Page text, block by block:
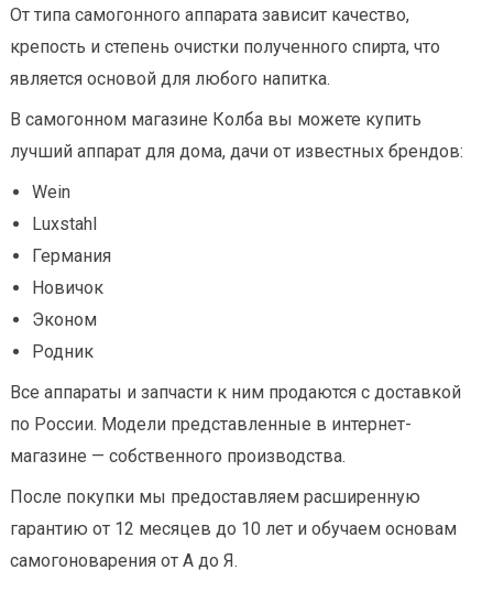
От типа самогонного аппарата зависит качество,
крепость и степень очистки полученного спирта, что
является основой для любого напитка.
В самогонном магазине Колба вы можете купить
лучший аппарат для дома, дачи от известных брендов:
Wein
Luxstahl
Германия
Новичок
Эконом
Родник
Все аппараты и запчасти к ним продаются с доставкой
по России. Модели представленные в интернет-
магазине — собственного производства.
После покупки мы предоставляем расширенную
гарантию от 12 месяцев до 10 лет и обучаем основам
самогоноварения от А до Я.